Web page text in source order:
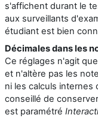
s'affichent durant le
aux surveillants
étudiant est bien
Décimales dans les
Ce réglages n'agit
et n'altère pas les
ni les calculs
conseillé de
est paramétré